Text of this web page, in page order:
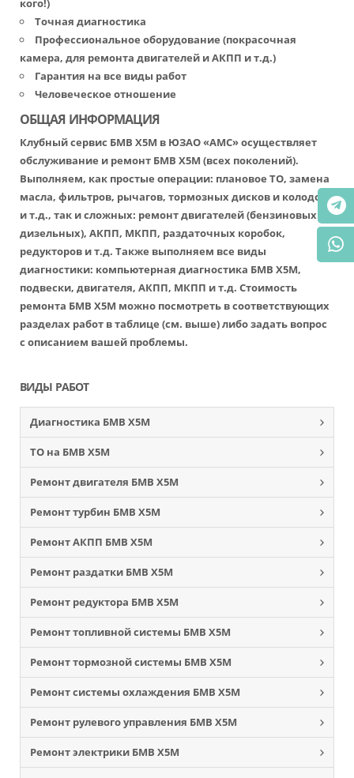
кого!)
Точная диагностика
Профессиональное оборудование (покрасочная
камера, для ремонта двигателей и АКПП и т.д.)
Гарантия на все виды работ
Человеческое отношение
ОБЩАЯ ИНФОРМАЦИЯ
Клубный сервис БМВ Х5М в ЮЗАО «АМС» осуществляет
обслуживание и ремонт БМВ Х5М (всех поколений).
Выполняем, как простые операции: плановое ТО, замена
масла, фильтров, рычагов, тормозных дисков и колодок
и т.д., так и сложных: ремонт двигателей (бензиновых и
дизельных), АКПП, МКПП, раздаточных коробок,
редукторов и т.д. Также выполняем все виды
диагностики: компьютерная диагностика БМВ Х5М,
подвески, двигателя, АКПП, МКПП и т.д. Стоимость
ремонта БМВ Х5М можно посмотреть в соответствующих
разделах работ в таблице (см. выше) либо задать вопрос
с описанием вашей проблемы.
ВИДЫ РАБОТ
Диагностика БМВ Х5М
ТО на БМВ Х5М
Ремонт двигателя БМВ Х5М
Ремонт турбин БМВ Х5М
Ремонт АКПП БМВ Х5М
Ремонт раздатки БМВ Х5М
Ремонт редуктора БМВ Х5М
Ремонт топливной системы БМВ Х5М
Ремонт тормозной системы БМВ Х5М
Ремонт системы охлаждения БМВ Х5М
Ремонт рулевого управления БМВ Х5М
Ремонт электрики БМВ Х5М